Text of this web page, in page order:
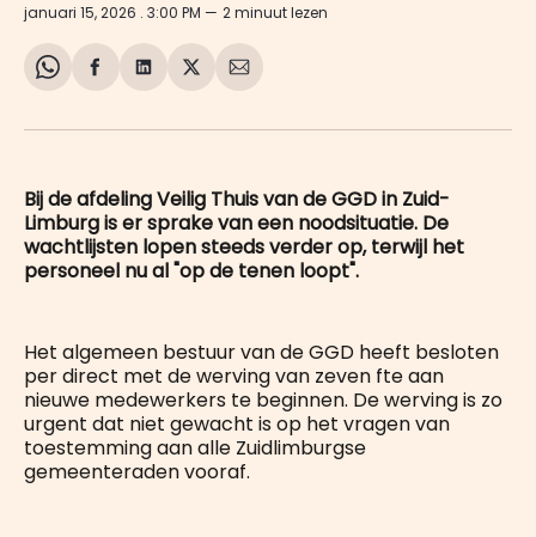
januari 15, 2026 . 3:00 PM 2 minuut lezen
Share
WhatsApp
Delen
Facebook
Delen
LinkedIn
Share
X
Deel
E-
Bij de afdeling Veilig Thuis van de GGD in Zuid-
Limburg is er sprake van een noodsituatie. De
wachtlijsten lopen steeds verder op, terwijl het
personeel nu al "op de tenen loopt".
Het algemeen bestuur van de GGD heeft besloten
per direct met de werving van zeven fte aan
nieuwe medewerkers te beginnen. De werving is zo
urgent dat niet gewacht is op het vragen van
toestemming aan alle Zuidlimburgse
gemeenteraden vooraf.